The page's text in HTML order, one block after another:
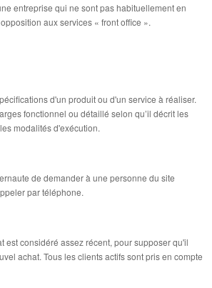
entreprise qui ne sont pas habituellement en
aux services « front office ».
d'un produit ou d'un service à réaliser.
fonctionnel ou détaillé selon qu’il décrit les
modalités d'exécution.
de demander à une personne du site
par téléphone.
est considéré assez récent, pour supposer qu'il
achat. Tous les clients actifs sont pris en compte